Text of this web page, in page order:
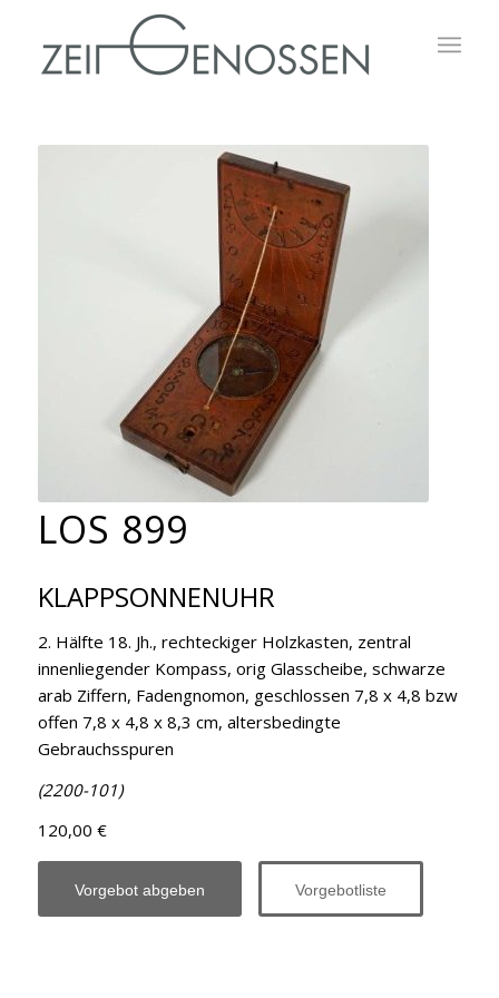
LOS 899
KLAPPSONNENUHR
2. Hälfte 18. Jh., rechteckiger Holzkasten, zentral
innenliegender Kompass, orig Glasscheibe, schwarze
arab Ziffern, Fadengnomon, geschlossen 7,8 x 4,8 bzw
offen 7,8 x 4,8 x 8,3 cm, altersbedingte
Gebrauchsspuren
(2200-101)
120,00 €
Vorgebot abgeben Vorgebotliste